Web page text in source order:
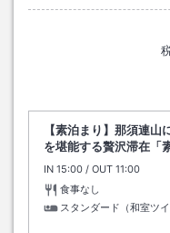
【素泊まり】那須連山
を堪能する贅沢滞在「
IN チェックイン
15:00 / OUT チェックア
11:00
食事なし
スタンダード（和室ツ